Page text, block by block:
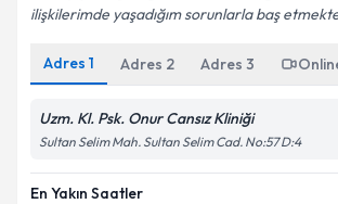
ilişkilerimde yaşadığım sorunlarla baş
Adres 1 Adres 2 Adres 3
Uzm. Kl. Psk. Onur Cansız Kliniği
Sultan Selim Mah. Sultan Selim Cad. No:57 D:4
En Yakın Saatler